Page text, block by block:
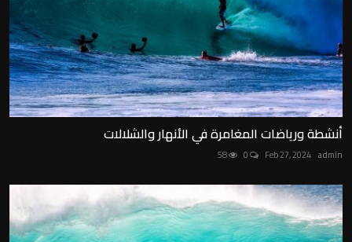
أنشطة ورياضات المغامرة في الأنهار والشلالات
admin
Feb 27, 2024